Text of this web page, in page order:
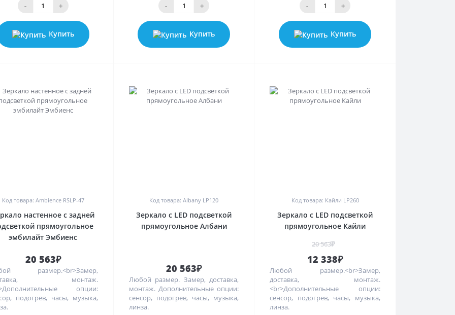
- +
Купить
- +
Купить
- +
Купить
Код товара: Ambience RSLP-47
настенное с задней
прямоугольное
эмбилайт Эмбиенс
20 563₽
размер.<br>Замер,
монтаж.
опции:
подогрев, часы, музыка,
Код товара: Albany LP120
Зеркало с LED подсветкой
прямоугольное Албани
20 563₽
Любой размер. Замер, доставка,
монтаж. Дополнительные опции:
сенсор, подогрев, часы, музыка,
линза.
Код товара: Кайли LP260
Зеркало с LED подсветкой
прямоугольное Кайли
20 563₽
12 338₽
Любой размер.<br>Замер,
доставка, монтаж.
<br>Дополнительные опции:
сенсор, подогрев, часы, музыка,
линза.